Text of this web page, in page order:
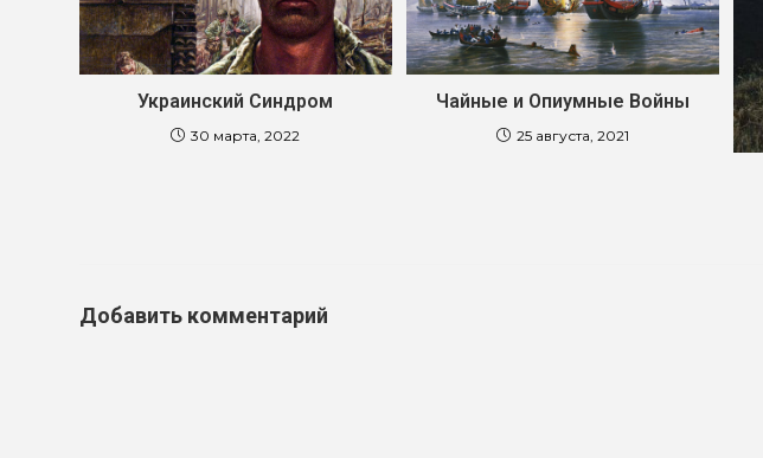
Украинский Синдром
30 марта, 2022
Чайные и Опиумные Войны
25 августа, 2021
Добавить комментарий